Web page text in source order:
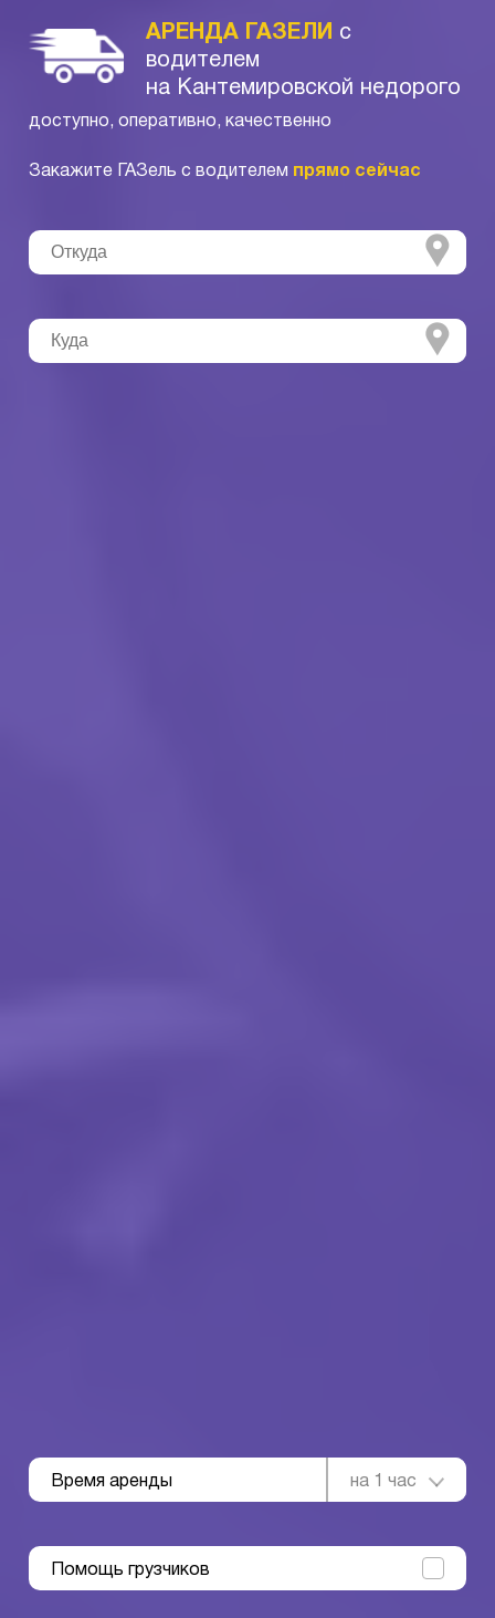
АРЕНДА ГАЗЕЛИ
с
водителем
на Кантемировской недорого
доступно, оперативно, качественно
Закажите ГАЗель с водителем прямо сейчас
Время аренды на 1 час
Помощь грузчиков